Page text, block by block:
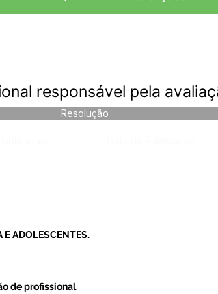
responsável pela
Resolução
ADOLESCENTES.
de profissional